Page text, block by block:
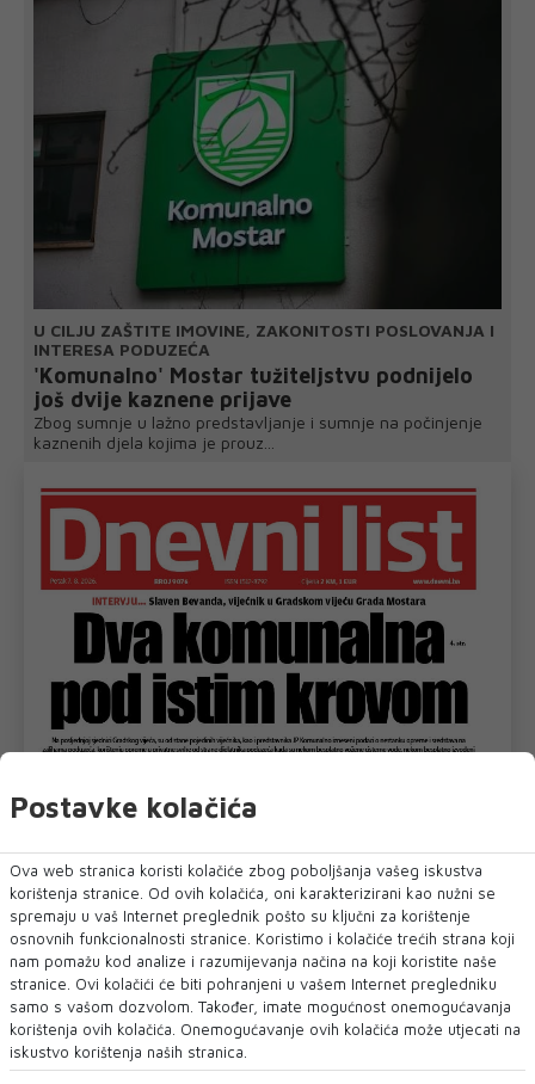
U CILJU ZAŠTITE IMOVINE, ZAKONITOSTI POSLOVANJA I
INTERESA PODUZEĆA
'Komunalno' Mostar tužiteljstvu podnijelo
još dvije kaznene prijave
Zbog sumnje u lažno predstavljanje i sumnje na počinjenje
kaznenih djela kojima je prouz...
Postavke kolačića
Ova web stranica koristi kolačiće zbog poboljšanja vašeg iskustva
korištenja stranice. Od ovih kolačića, oni karakterizirani kao nužni se
spremaju u vaš Internet preglednik pošto su ključni za korištenje
osnovnih funkcionalnosti stranice. Koristimo i kolačiće trećih strana koji
nam pomažu kod analize i razumijevanja načina na koji koristite naše
stranice. Ovi kolačići će biti pohranjeni u vašem Internet pregledniku
samo s vašom dozvolom. Također, imate mogućnost onemogućavanja
korištenja ovih kolačića. Onemogućavanje ovih kolačića može utjecati na
iskustvo korištenja naših stranica.